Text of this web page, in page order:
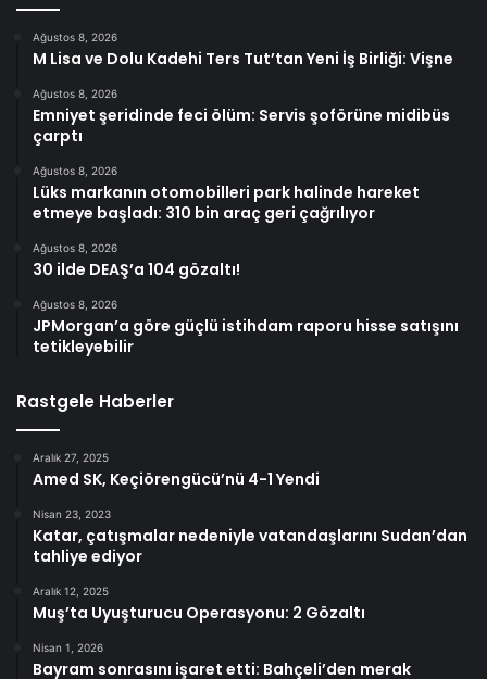
Ağustos 8, 2026
M Lisa ve Dolu Kadehi Ters Tut’tan Yeni İş Birliği: Vişne
Ağustos 8, 2026
Emniyet şeridinde feci ölüm: Servis şoförüne midibüs
çarptı
Ağustos 8, 2026
Lüks markanın otomobilleri park halinde hareket
etmeye başladı: 310 bin araç geri çağrılıyor
Ağustos 8, 2026
30 ilde DEAŞ’a 104 gözaltı!
Ağustos 8, 2026
JPMorgan’a göre güçlü istihdam raporu hisse satışını
tetikleyebilir
Rastgele Haberler
Aralık 27, 2025
Amed SK, Keçiörengücü’nü 4-1 Yendi
Nisan 23, 2023
Katar, çatışmalar nedeniyle vatandaşlarını Sudan’dan
tahliye ediyor
Aralık 12, 2025
Muş’ta Uyuşturucu Operasyonu: 2 Gözaltı
Nisan 1, 2026
Bayram sonrasını işaret etti: Bahçeli’den merak